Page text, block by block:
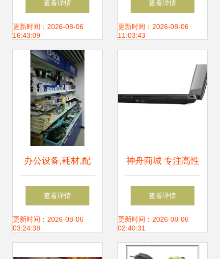
装开箱体验
查看详情
更新时间：2026-08-06
16:43:09
评 正品行货】-苏
查看详情
更新时间：2026-08-06
11:03:43
办公设备,耗材,配
件,电脑周边外设!
兰天购物欢迎您来
查看详情
更新时间：2026-08-06
03:24:38
神舟商城 专注高性
能，焕新电脑体验
全场景覆盖
查看详情
更新时间：2026-08-06
02:40:31